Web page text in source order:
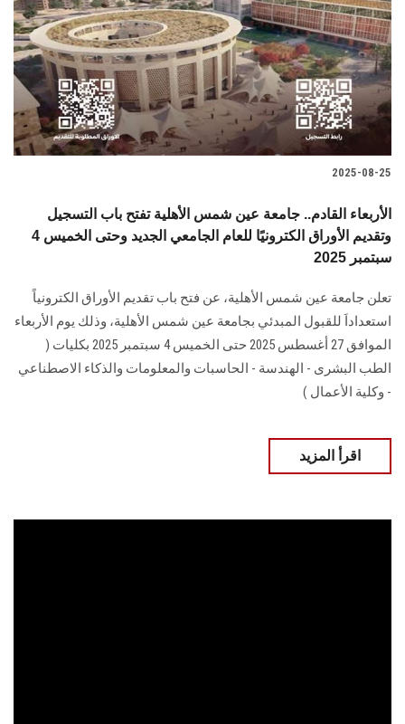
2025-08-25
الأربعاء القادم.. جامعة عين شمس الأهلية تفتح باب التسجيل
وتقديم الأوراق الكترونيًا للعام الجامعي الجديد وحتى الخميس 4
سبتمبر 2025
تعلن جامعة عين شمس الأهلية، عن فتح باب تقديم الأوراق الكترونياً
استعداداَ للقبول المبدئي بجامعة عين شمس الأهلية، وذلك يوم الأربعاء
الموافق 27 أغسطس 2025 حتى الخميس 4 سبتمبر 2025 بكليات (
الطب البشرى - الهندسة - الحاسبات والمعلومات والذكاء الاصطناعي
- وكلية الأعمال )
اقرأ المزيد